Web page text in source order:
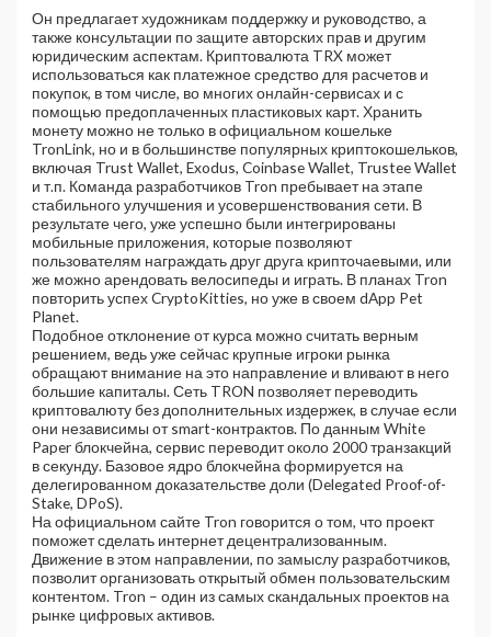
Он предлагает художникам поддержку и руководство, а
также консультации по защите авторских прав и другим
юридическим аспектам. Криптовалюта TRX может
использоваться как платежное средство для расчетов и
покупок, в том числе, во многих онлайн-сервисах и с
помощью предоплаченных пластиковых карт. Хранить
монету можно не только в официальном кошельке
TronLink, но и в большинстве популярных криптокошельков,
включая Trust Wallet, Exodus, Coinbase Wallet, Trustee Wallet
и т.п. Команда разработчиков Tron пребывает на этапе
стабильного улучшения и усовершенствования сети. В
результате чего, уже успешно были интегрированы
мобильные приложения, которые позволяют
пользователям награждать друг друга крипточаевыми, или
же можно арендовать велосипеды и играть. В планах Tron
повторить успех CryptoKitties, но уже в своем dApp Pet
Planet.
Подобное отклонение от курса можно считать верным
решением, ведь уже сейчас крупные игроки рынка
обращают внимание на это направление и вливают в него
большие капиталы. Сеть TRON позволяет переводить
криптовалюту без дополнительных издержек, в случае если
они независимы от smart-контрактов. По данным White
Paper блокчейна, сервис переводит около 2000 транзакций
в секунду. Базовое ядро блокчейна формируется на
делегированном доказательстве доли (Delegated Proof-of-
Stake, DPoS).
На официальном сайте Tron говорится о том, что проект
поможет сделать интернет децентрализованным.
Движение в этом направлении, по замыслу разработчиков,
позволит организовать открытый обмен пользовательским
контентом. Tron – один из самых скандальных проектов на
рынке цифровых активов.